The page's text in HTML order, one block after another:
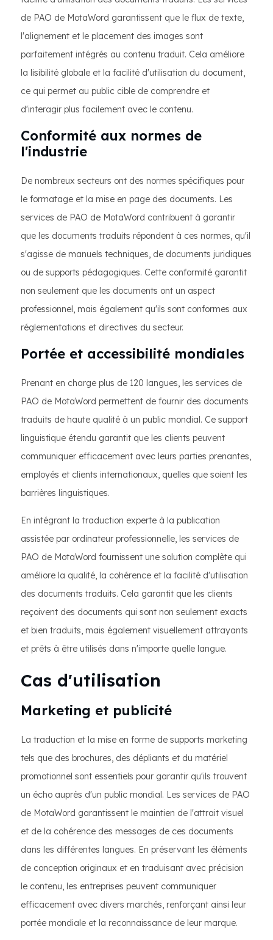
de PAO de MotaWord garantissent que le flux de texte,
l'alignement et le placement des images sont
parfaitement intégrés au contenu traduit. Cela améliore
la lisibilité globale et la facilité d'utilisation du document,
ce qui permet au public cible de comprendre et
d'interagir plus facilement avec le contenu.
Conformité aux normes de
l'industrie
De nombreux secteurs ont des normes spécifiques pour
le formatage et la mise en page des documents. Les
services de PAO de MotaWord contribuent à garantir
que les documents traduits répondent à ces normes, qu'il
s'agisse de manuels techniques, de documents juridiques
ou de supports pédagogiques. Cette conformité garantit
non seulement que les documents ont un aspect
professionnel, mais également qu'ils sont conformes aux
réglementations et directives du secteur.
Portée et accessibilité mondiales
Prenant en charge plus de 120 langues, les services de
PAO de MotaWord permettent de fournir des documents
traduits de haute qualité à un public mondial. Ce support
linguistique étendu garantit que les clients peuvent
communiquer efficacement avec leurs parties prenantes,
employés et clients internationaux, quelles que soient les
barrières linguistiques.
En intégrant la traduction experte à la publication
assistée par ordinateur professionnelle, les services de
PAO de MotaWord fournissent une solution complète qui
améliore la qualité, la cohérence et la facilité d'utilisation
des documents traduits. Cela garantit que les clients
reçoivent des documents qui sont non seulement exacts
et bien traduits, mais également visuellement attrayants
et prêts à être utilisés dans n'importe quelle langue.
Cas d'utilisation
Marketing et publicité
La traduction et la mise en forme de supports marketing
tels que des brochures, des dépliants et du matériel
promotionnel sont essentiels pour garantir qu'ils trouvent
un écho auprès d'un public mondial. Les services de PAO
de MotaWord garantissent le maintien de l'attrait visuel
et de la cohérence des messages de ces documents
dans les différentes langues. En préservant les éléments
de conception originaux et en traduisant avec précision
le contenu, les entreprises peuvent communiquer
efficacement avec divers marchés, renforçant ainsi leur
portée mondiale et la reconnaissance de leur marque.